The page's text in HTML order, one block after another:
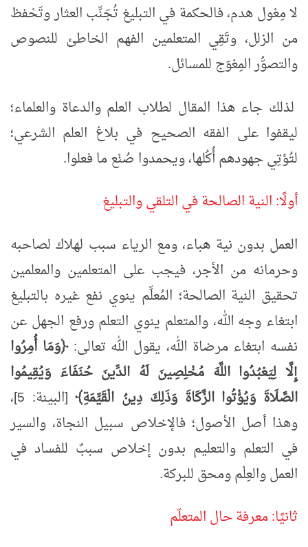
لا مِعْول هدم، فالحكمة في التبليغ تُجَنِّب العثار وتَحْفظ
من الزلل، وتَقِي المتعلمين الفهم الخاطئ للنصوص
والتصوُّر المِعْوَج للمسائل.
لذلك جاء هذا المقال لطلاب العلم والدعاة والعلماء؛
ليقفوا على الفقه الصحيح في بلاغ العلم الشرعي؛
لتُؤتِي جهودهم أُكُلها، ويحمدوا صُنْع ما فعلوا.
أولًا: النية الصالحة في التلقي والتبليغ
العمل بدون نية هباء، ومع الرياء سبب لهلاك لصاحبه
وحرمانه من الأجر، فيجب على المتعلمين والمعلمين
تحقيق النية الصالحة؛ المُعلِّم ينوي نفع غيره بالتبليغ
ابتغاء وجه الله، والمتعلم ينوي التعلم ورفع الجهل عن
نفسه ابتغاء مرضاة الله، يقول الله تعالى:﴿وَمَا أُمِرُوا
إِلَّا لِيَعْبُدُوا اللَّهَ مُخْلِصِينَ لَهُ الدِّينَ حُنَفَاءَ وَيُقِيمُوا
الصَّلَاةَ وَيُؤْتُوا الزَّكَاةَ وَذَلِكَ دِينُ الْقَيِّمَةِ﴾
[البينة: 5]،
وهذا أصل الأصول؛ فالإخلاص سبيل النجاة، والسير
في التعلم والتعليم بدون إخلاص سببٌ للفساد في
العمل والعِلْم ومحق للبركة.
ثانيًا: معرفة حال المتعلّم